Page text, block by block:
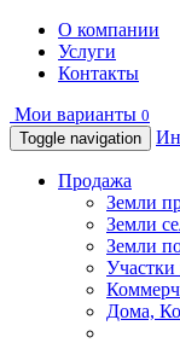
О компании
Услуги
Контакты
Мои варианты 0
Toggle navigation
Продажа
Земли
Земли
Земли
Участки
Дома,